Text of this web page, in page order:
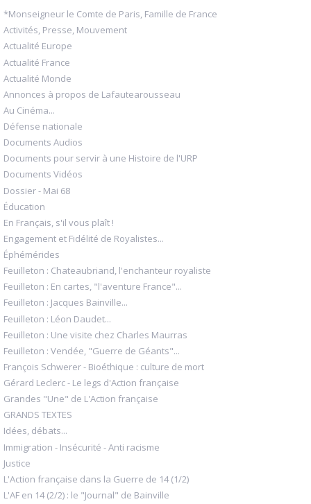
*Monseigneur le Comte de Paris, Famille de France
Activités, Presse, Mouvement
Actualité Europe
Actualité France
Actualité Monde
Annonces à propos de Lafautearousseau
Au Cinéma...
Défense nationale
Documents Audios
Documents pour servir à une Histoire de l'URP
Documents Vidéos
Dossier - Mai 68
Éducation
En Français, s'il vous plaît !
Engagement et Fidélité de Royalistes...
Éphémérides
Feuilleton : Chateaubriand, l'enchanteur royaliste
Feuilleton : En cartes, "l'aventure France"...
Feuilleton : Jacques Bainville...
Feuilleton : Léon Daudet...
Feuilleton : Une visite chez Charles Maurras
Feuilleton : Vendée, "Guerre de Géants"...
François Schwerer - Bioéthique : culture de mort
Gérard Leclerc - Le legs d'Action française
Grandes "Une" de L'Action française
GRANDS TEXTES
Idées, débats...
Immigration - Insécurité - Anti racisme
Justice
L'Action française dans la Guerre de 14 (1/2)
L'AF en 14 (2/2) : le "Journal" de Bainville